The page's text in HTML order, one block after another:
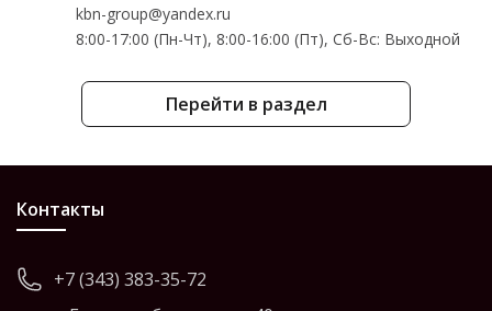
Перейти в раздел
kbn-group@yandex.ru
8:00-17:00 (Пн-Чт), 8:00-16:00 (Пт), Cб-Вс: Выходной
Контакты
+7 (343) 383-35-72